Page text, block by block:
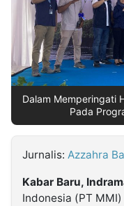
Follow
Kabarbaru
Dalam Memperingati
Pada
Jurnalis: Azzahra
Kabar Baru,
Indonesia (PT